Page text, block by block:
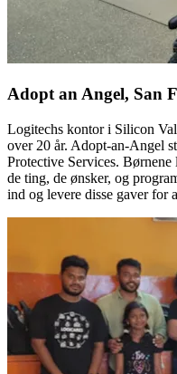
Adopt an Angel, San
Logitechs kontor i Silicon
over 20 år. Adopt-an-Angel
Protective Services.
de ting, de ønsker, og
ind og levere disse gaver for